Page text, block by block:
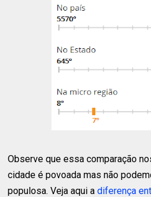
Observe que essa comparação
cidade é povoada mas não
populosa. Veja aqui adiferença